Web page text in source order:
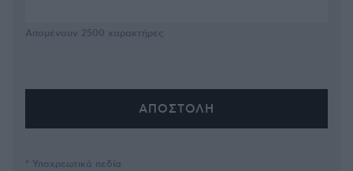
Απομένουν 2500 χαρακτήρες
* Υποχρεωτικά πεδία